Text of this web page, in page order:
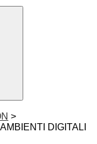
>
DIGITALI